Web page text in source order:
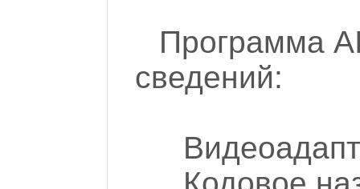
Программа
сведений: